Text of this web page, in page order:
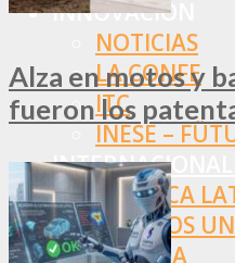
INNOVACIÓN
NOTICIAS
LA CONFE
ITC
INESE –
AMÉRICA
ESTADOS
EUROPA
Alza en motos y
fueron los